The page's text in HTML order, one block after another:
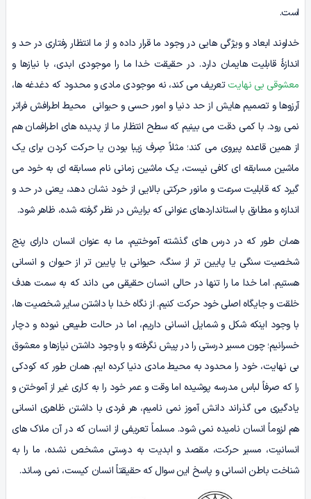
است.
خداوند ابعاد و ویژگی هایی در وجود ما قرار داده و از ما انتظار رفتاری در حد و
اندازۀ قابلیت هایمان دارد. در حقیقت خدا ما را موجودی ابدی، با نیازها و
معشوقی بی نهایتتعریف می کند، نه موجودی مادی و محدود که دغدغه ها،
آرزوها و تصمیم هایش از حد دنیا و امور حسی و حیوانی محیط اطرافش فراتر
نمی رود. با کمی دقت می بینیم که سطح انتظار ما از پدیده های اطرافمان هم
از همین قاعده پیروی می کند؛ مثلاً صِرف زیبا بودن یا حرکت کردن برای یک
ماشین مسابقه ای کافی نیست، یک ماشین زمانی نام مسابقه ای به خود می
گیرد که قابلیت سرعت و مانور حرکتی بالایی از خود نشان دهد، یعنی در حد و
اندازه و مطابق با استانداردهای عنوانی که برایش در نظر گرفته شده، ظاهر شود.
همان طور که در درس های گذشته آموختیم، ما به عنوان انسان دارای پنج
شخصیت سنگی یا پایین تر از سنگ، حیوانی یا پایین تر از حیوان و انسانی
هستیم. اما خدا ما را تنها در حالی انسان حقیقی می داند که به سمت هدف
خلقت و جایگاه اصلی خود حرکت کنیم. از نگاه خدا با داشتن سایر شخصیت ها،
با وجود اینکه شکل و شمایل انسانی داریم، اما در حالت طبیعی نبوده و دچار
خسرانیم؛ چون مسیر درستی را در پیش نگرفته و با وجود داشتن نیازها و معشوق
بی نهایت، خود را محدود به محیط مادی دنیا کرده ایم. همان طور که کودکی
را که صرفاً لباس مدرسه پوشیده اما وقت و عمر خود را به کاری غیر از آموختن و
یادگیری می گذراند دانش آموز نمی نامیم، هر فردی با داشتن ظاهری انسانی
هم لزوماً انسان نامیده نمی شود. مسلماً تعریفی از انسان که در آن ملاک های
انسانیت، مسیر حرکت، مقصد و ابدیت به درستی مشخص نشده، ما را به
شناخت باطن انسانی و پاسخ این سوال که حقیقتاً انسان کیست، نمی رساند.